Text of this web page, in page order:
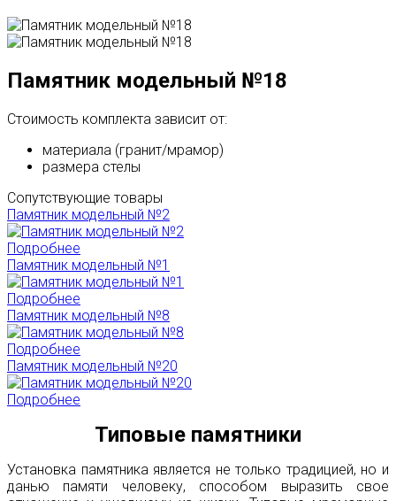
Памятник модельный №18
Стоимость комплекта зависит от:
материала (гранит/мрамор)
размера стелы
Сопутствующие товары
Памятник модельный №2
Подробнее
Памятник модельный №1
Подробнее
Памятник модельный №8
Подробнее
Памятник модельный №20
Подробнее
Типовые памятники
Установка памятника является не только традицией, но и
данью памяти человеку, способом выразить свое